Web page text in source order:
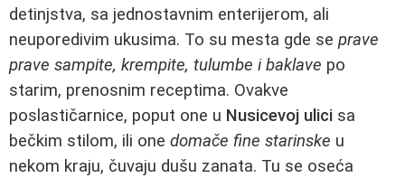
detinjstva, sa jednostavnim enterijerom, ali
neuporedivim ukusima. To su mesta gde se prave
prave sampite, krempite, tulumbe i baklave po
starim, prenosnim receptima. Ovakve
poslastičarnice, poput one u Nusicevoj ulici sa
bečkim stilom, ili one domače fine starinske u
nekom kraju, čuvaju dušu zanata. Tu se oseća